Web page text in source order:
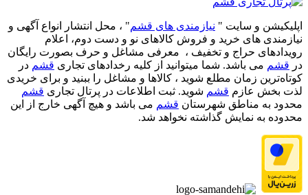
اپلیکیشن و سایت " نیازمندی های قشم" ، محل انتشار انواع آگهی و
نیازمندی های خرید و فروش کالاهای نو و دست‌ دوم، اعلام
رویدادهای حراج و تخفیف ، معرفی مشاغل و حرف بصورت رایگان
در قشم می باشد. شما میتوانید از کلیه رخدادهای تجاری قشم در
کوتاه‌ترین زمان مطلع شوید ، کالاها و مشاغل را ببنید و برای خریدی
لذت بخش عازم قشم شوید. ثبت اطلاعات در پرتال تجاری قشم
محدود به مناطق شهرستان قشم می باشد و هیچ آگهی خارج از این
محدوده به نمایش گذاشته نخواهد شد.